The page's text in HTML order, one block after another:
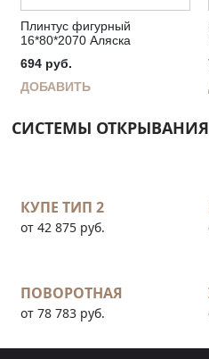
Плинтус фигурный
16*80*2070 Аляска
694 руб.
ДОБАВИТЬ
СИСТЕМЫ ОТКРЫВАНИЯ
КУПЕ ТИП 2
от 42 875 руб.
ПОВОРОТНАЯ
от 78 783 руб.